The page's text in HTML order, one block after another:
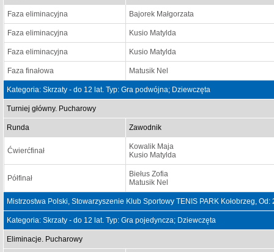
Faza eliminacyjna Bajorek Małgorzata
Faza eliminacyjna Kusio Matylda
Faza eliminacyjna Kusio Matylda
Faza finałowa Matusik Nel
Kategoria: Skrzaty - do 12 lat. Typ: Gra podwójna; Dziewczęta
Turniej główny. Pucharowy
Runda Zawodnik
Ćwierćfinał
Kowalik Maja
Kusio Matylda
Półfinał
Biełus Zofia
Matusik Nel
Mistrzostwa Polski, Stowarzyszenie Klub Sportowy TENIS PARK Kołobrzeg,
Kategoria: Skrzaty - do 12 lat. Typ: Gra pojedyncza; Dziewczęta
Eliminacje. Pucharowy